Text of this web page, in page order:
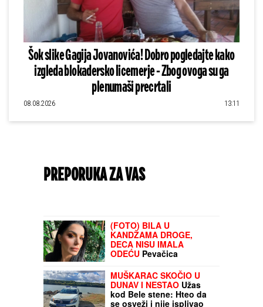
Šok slike Gagija Jovanovića! Dobro pogledajte kako
izgleda blokadersko licemerje - Zbog ovoga su ga
plenumaši precrtali
08.08.2026 13:11
PREPORUKA ZA VAS
STRAVIČNO!Asmin se ODREKAO ROĐENE
majke uživo u programu - NAJSTRAŠNIJE je